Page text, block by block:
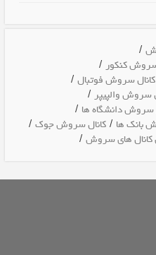
/
سروش کنکور /
کانال سروش فوتبال /
سروش والپیپر /
سروش دانشگاه ها /
بانک ها /کانال سروش جوک /
کانال های سروش /